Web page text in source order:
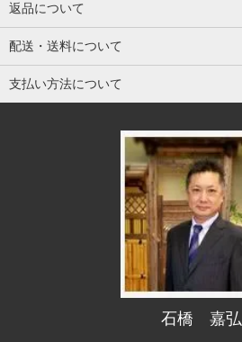
返品について
配送・送料について
支払い方法について
石橋 嘉弘